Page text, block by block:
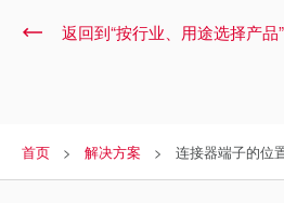
返回到“按行业、用途选择产品”
首页 解决方案 连接器端子的位